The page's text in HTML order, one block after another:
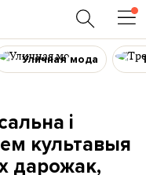
Уличная мода
і
культавыя
дарожак,